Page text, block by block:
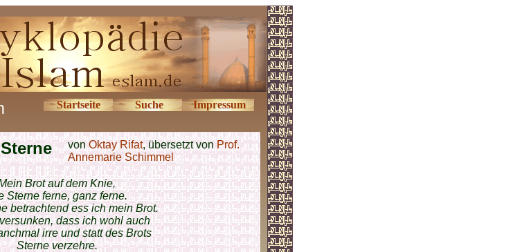
Startseite Suche Impressum
vonOktay Rifat, übersetzt vonProf.
Annemarie Schimmel
Brot auf dem Knie,
Sterne ferne, ganz ferne.
betrachtend ess ich mein Brot.
dass ich wohl auch
irre und statt des Brots
Sterne verzehre.